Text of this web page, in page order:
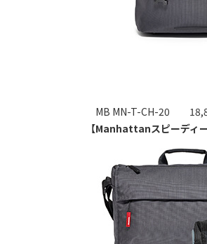
MB MN-T-CH-20
【Manhattanスピーディ